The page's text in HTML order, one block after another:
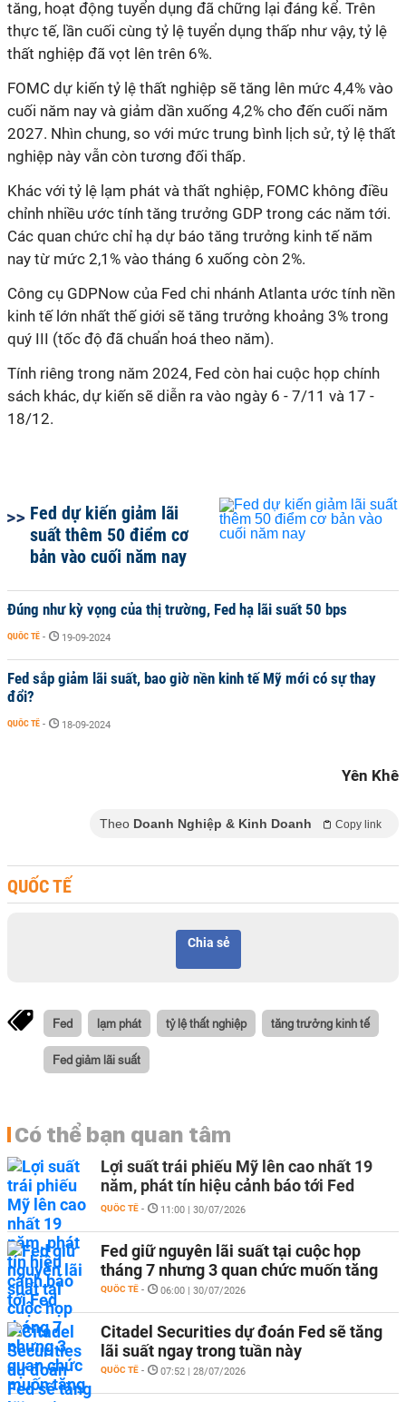
tăng, hoạt động tuyển dụng đã chững lại đáng kể. Trên
thực tế, lần cuối cùng tỷ lệ tuyển dụng thấp như vậy, tỷ lệ
thất nghiệp đã vọt lên trên 6%.
FOMC dự kiến tỷ lệ thất nghiệp sẽ tăng lên mức 4,4% vào
cuối năm nay và giảm dần xuống 4,2% cho đến cuối năm
2027. Nhìn chung, so với mức trung bình lịch sử, tỷ lệ thất
nghiệp này vẫn còn tương đối thấp.
Khác với tỷ lệ lạm phát và thất nghiệp, FOMC không điều
chỉnh nhiều ước tính tăng trưởng GDP trong các năm tới.
Các quan chức chỉ hạ dự báo tăng trưởng kinh tế năm
nay từ mức 2,1% vào tháng 6 xuống còn 2%.
Công cụ GDPNow của Fed chi nhánh Atlanta ước tính nền
kinh tế lớn nhất thế giới sẽ tăng trưởng khoảng 3% trong
quý III (tốc độ đã chuẩn hoá theo năm).
Tính riêng trong năm 2024, Fed còn hai cuộc họp chính
sách khác, dự kiến sẽ diễn ra vào ngày 6 - 7/11 và 17 -
18/12.
Fed dự kiến giảm lãi
suất thêm 50 điểm cơ
bản vào cuối năm nay
Đúng như kỳ vọng của thị trường, Fed hạ lãi suất 50 bps
QUỐC TẾ - 19-09-2024
Fed sắp giảm lãi suất, bao giờ nền kinh tế Mỹ mới có sự thay
đổi?
QUỐC TẾ - 18-09-2024
Yên Khê
Theo Doanh Nghiệp & Kinh Doanh Copy link
QUỐC TẾ
Chia sẻ
Fed lạm phát tỷ lệ thất nghiệp tăng trưởng kinh tế
Fed giảm lãi suất
Có thể bạn quan tâm
Lợi suất trái phiếu Mỹ lên cao nhất 19
năm, phát tín hiệu cảnh báo tới Fed
QUỐC TẾ - 11:00 | 30/07/2026
Fed giữ nguyên lãi suất tại cuộc họp
tháng 7 nhưng 3 quan chức muốn tăng
QUỐC TẾ - 06:00 | 30/07/2026
Citadel Securities dự đoán Fed sẽ tăng
lãi suất ngay trong tuần này
QUỐC TẾ - 07:52 | 28/07/2026